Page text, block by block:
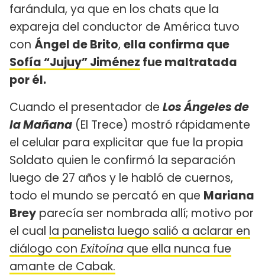
farándula, ya que en los chats que la
expareja del conductor de América tuvo
con Ángel de Brito, ella confirma que
Sofía “Jujuy” Jiménez fue maltratada
por él.
Cuando el presentador de Los Ángeles de
la Mañana (El Trece) mostró rápidamente
el celular para explicitar que fue la propia
Soldato quien le confirmó la separación
luego de 27 años y le habló de cuernos,
todo el mundo se percató en que Mariana
Brey parecía ser nombrada allí; motivo por
el cual la panelista luego salió a aclarar en
diálogo con Exitoína que ella nunca fue
amante de Cabak.